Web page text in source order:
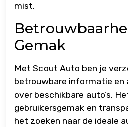
mist.
Gemak
Met Scout Auto ben je
betrouwbare informatie en
over beschikbare auto’s.
gebruikersgemak en
het zoeken naar de ideale